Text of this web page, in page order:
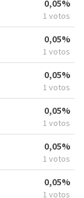
0,05%
1 votos
0,05%
1 votos
0,05%
1 votos
0,05%
1 votos
0,05%
1 votos
0,05%
1 votos